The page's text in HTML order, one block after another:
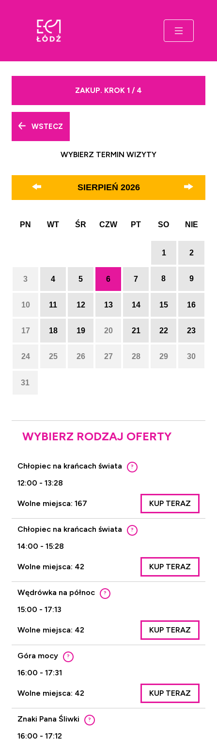
WSTECZ
ZAKUP. KROK 1 / 4
WYBIERZ TERMIN WIZYTY
SIERPIEŃ 2026
PN WT ŚR CZW PT SO NIE
1 2
3 4 5 6 7 8 9
10 11 12 13 14 15 16
17 18 19 20 21 22 23
24 25 26 27 28 29 30
31
WYBIERZ RODZAJ OFERTY
Chłopiec na krańcach świata ?
12:00 - 13:28
Wolne miejsca: 167 KUP TERAZ
Chłopiec na krańcach świata ?
14:00 - 15:28
Wolne miejsca: 42 KUP TERAZ
Wędrówka na północ ?
15:00 - 17:13
Wolne miejsca: 42 KUP TERAZ
Góra mocy ?
16:00 - 17:31
Wolne miejsca: 42 KUP TERAZ
Znaki Pana Śliwki ?
16:00 - 17:12